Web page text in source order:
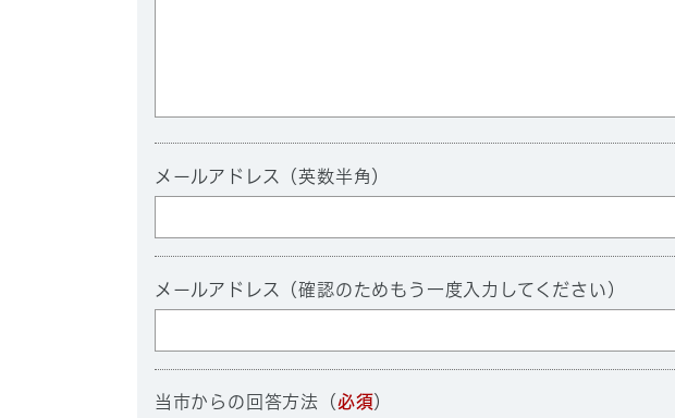
メールアドレス（英数半角）
メールアドレス（確認のためもう一度入力してください）
当市からの回答方法 （必須）